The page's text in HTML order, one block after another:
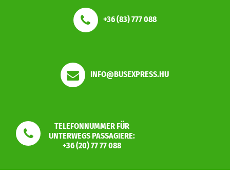
+36 (83) 777 088
INFO@BUSEXPRESS.HU
TELEFONNUMMER FÜR
UNTERWEGS PASSAGIERE:
+36 (20) 77 77 088